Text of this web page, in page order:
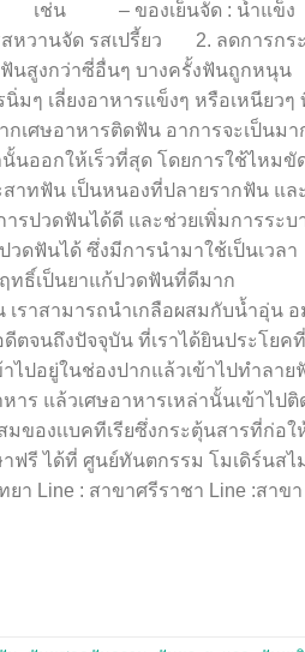
น เช่น – ของเย็นจัด : น้ำแข็ง
านจัด รสเปรี้ยว 2. ลดการกระ
นสูงกว่าซี่อื่นๆ บางครั้งฟันถูกหนุน
ๆ เลี่ยงอาหารแข็งๆ หรือเหนียวๆ
เศษอาหารติดฟัน อาการจะเป็นมา
นออกให้เร็วที่สุด โดยการใช้ไหมขั
าทฟัน เป็นหนองที่ปลายรากฟัน แล
รปวดฟันได้ดี และช่วยเพิ่มการระบ
ดฟันได้ ซึ่งมีการนำมาใช้เป็นเวลา
ออกฤทธิ์เป็นยาแก้ปวดฟันที่ดีมา
ราสามารถนำเกลือผสมกับน้ำอุ่น อ
ปัจจุบัน ที่เราได้ยินประโยคที่
ปอยู่ในช่องปากแล้วเข้าไปทำลาย
าร แล้วเศษอาหารเหล่านั้นเข้าไปติ
องเเบคทีเรียซึ่งกระตุ้นสารที่ก่อใ
รี ได้ที่ ศูนย์ทันตกรรม โมเดิร์นสไ
า Line : สาขาศรีราชา Line :สาขา